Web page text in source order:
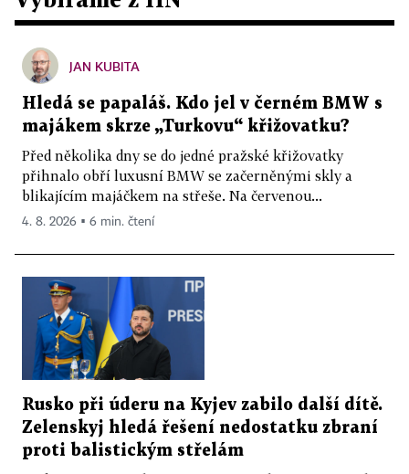
JAN KUBITA
Hledá se papaláš. Kdo jel v černém BMW s
majákem skrze „Turkovu“ křižovatku?
Před několika dny se do jedné pražské křižovatky
přihnalo obří luxusní BMW se začerněnými skly a
blikajícím majáčkem na střeše. Na červenou...
4. 8. 2026 ▪ 6 min. čtení
Rusko při úderu na Kyjev zabilo další dítě.
Zelenskyj hledá řešení nedostatku zbraní
proti balistickým střelám